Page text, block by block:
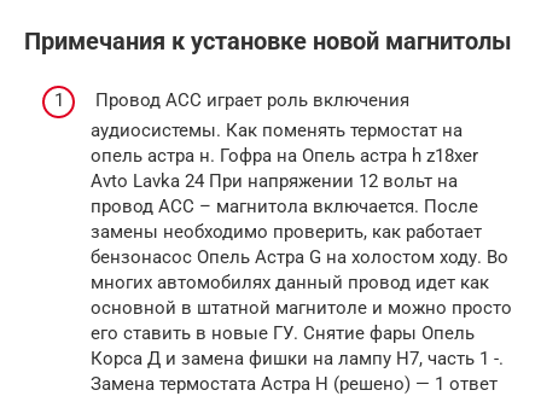
Примечания к установке новой магнитолы
Провод АСС играет роль включения
аудиосистемы. Как поменять термостат на
опель астра н. Гофра на Опель астра h z18xer
Avto Lavka 24 При напряжении 12 вольт на
провод АСС – магнитола включается. После
замены необходимо проверить, как работает
бензонасос Опель Астра G на холостом ходу. Во
многих автомобилях данный провод идет как
основной в штатной магнитоле и можно просто
его ставить в новые ГУ. Снятие фары Опель
Корса Д и замена фишки на лампу Н7, часть 1 -.
Замена термостата Астра Н (решено) — 1 ответ